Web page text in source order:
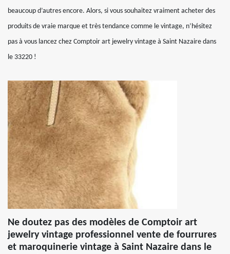
beaucoup d’autres encore. Alors, si vous souhaitez vraiment acheter des
produits de vraie marque et très tendance comme le vintage, n’hésitez
pas à vous lancez chez Comptoir art jewelry vintage à Saint Nazaire dans
le 33220 !
Ne doutez pas des modèles de Comptoir art
jewelry vintage professionnel vente de fourrures
et maroquinerie vintage à Saint Nazaire dans le